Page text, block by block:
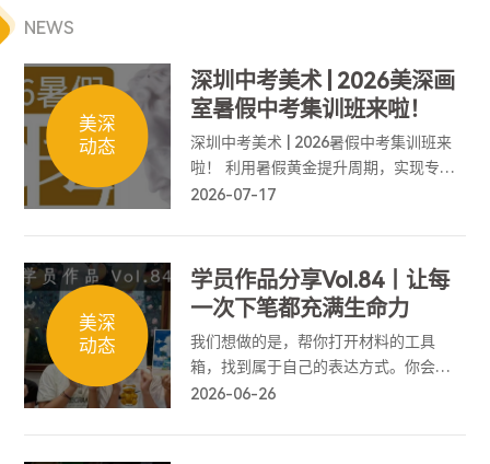
NEWS
美深
动态
深圳中考美术 | 2026美深画
室暑假中考集训班来啦！
深圳中考美术 | 2026暑假中考集训班来
啦！ 利用暑假黄金提升周期，实现专业
能力弯道超车，为中考美术筑牢基础、
2026-07-17
美深
动态
学员作品分享Vol.84丨让每
一次下笔都充满生命力
我们想做的是，帮你打开材料的工具
箱，找到属于自己的表达方式。你会懂
得如何拥抱意外，如何精准控制情绪的
2026-06-26